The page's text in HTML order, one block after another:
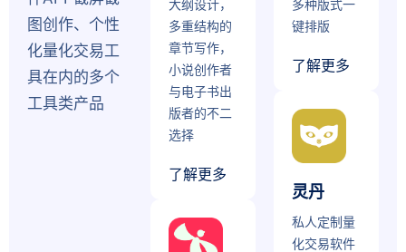
图创作、个性
化量化交易工
具在内的多个
工具类产品
大纲设计，
多重结构的
章节写作，
小说创作者
与电子书出
版者的不二
选择
了解更多
多种版式一
键排版
了解更多
灵丹
私人定制量
化交易软件